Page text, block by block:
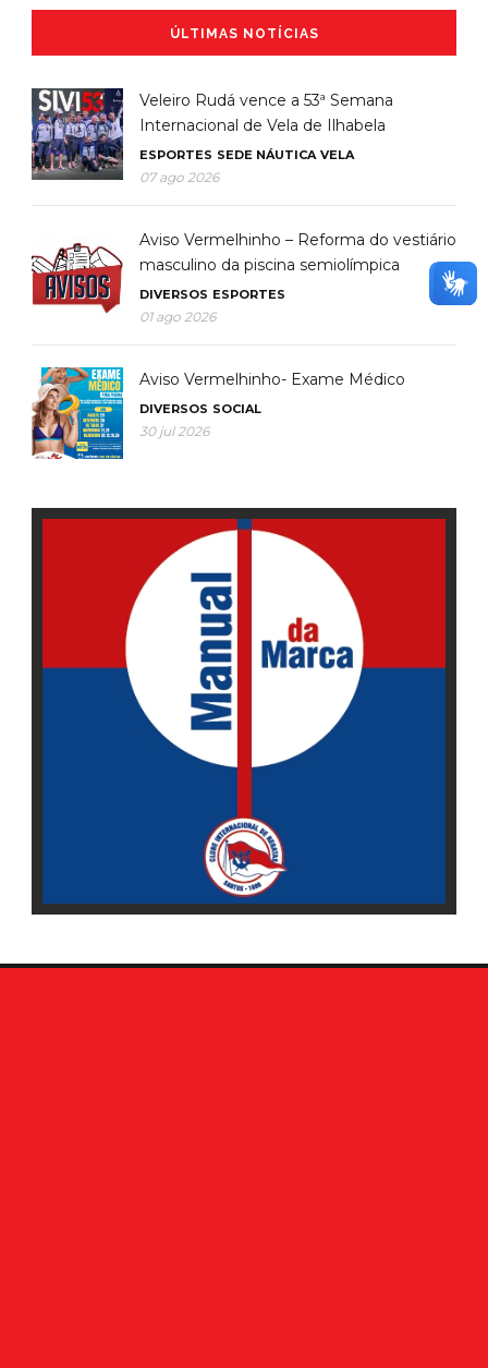
ÚLTIMAS NOTÍCIAS
Veleiro Rudá vence a 53ª Semana
Internacional de Vela de Ilhabela
ESPORTES SEDE NÁUTICA VELA
07 ago 2026
Aviso Vermelhinho – Reforma do vestiário
masculino da piscina semiolímpica
DIVERSOS ESPORTES
01 ago 2026
Aviso Vermelhinho- Exame Médico
DIVERSOS SOCIAL
30 jul 2026